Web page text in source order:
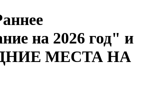
на 2026 год" и
МЕСТА НА